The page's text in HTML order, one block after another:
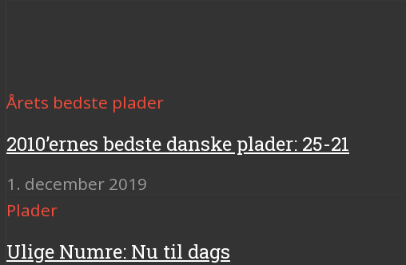
Årets bedste plader
2010’ernes bedste danske plader: 25-21
1. december 2019
Plader
Ulige Numre: Nu til dags